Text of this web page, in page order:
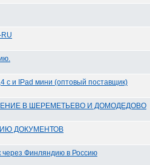
с и IPad мини (оптовый поставщик)
В ШЕРЕМЕТЬЕВО И ДОМОДЕДОВО
ДОКУМЕНТОВ
через Финляндию в Россию